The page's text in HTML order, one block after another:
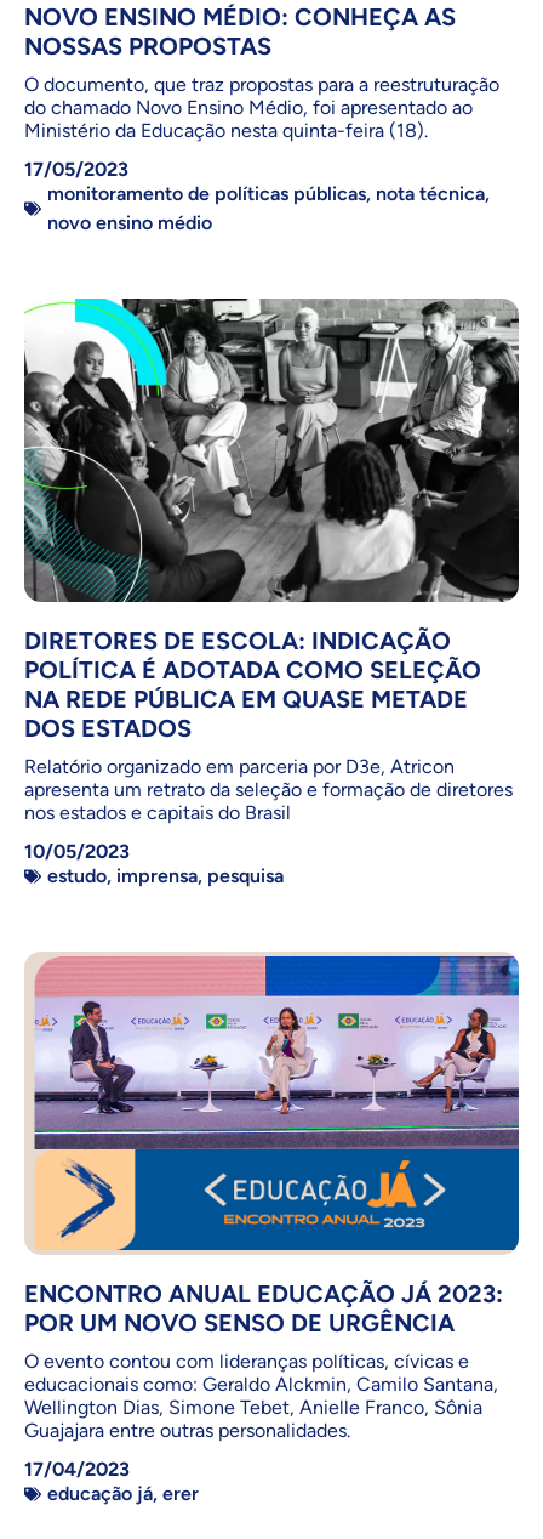
NOVO ENSINO MÉDIO: CONHEÇA AS
NOSSAS PROPOSTAS
O documento, que traz propostas para a reestruturação
do chamado Novo Ensino Médio, foi apresentado ao
Ministério da Educação nesta quinta-feira (18).
17/05/2023
monitoramento de políticas públicas, nota técnica,
novo ensino médio
DIRETORES DE ESCOLA: INDICAÇÃO
POLÍTICA É ADOTADA COMO SELEÇÃO
NA REDE PÚBLICA EM QUASE METADE
DOS ESTADOS
Relatório organizado em parceria por D3e, Atricon
apresenta um retrato da seleção e formação de diretores
nos estados e capitais do Brasil
10/05/2023
estudo, imprensa, pesquisa
ENCONTRO ANUAL EDUCAÇÃO JÁ 2023:
POR UM NOVO SENSO DE URGÊNCIA
O evento contou com lideranças políticas, cívicas e
educacionais como: Geraldo Alckmin, Camilo Santana,
Wellington Dias, Simone Tebet, Anielle Franco, Sônia
Guajajara entre outras personalidades.
17/04/2023
educação já, erer